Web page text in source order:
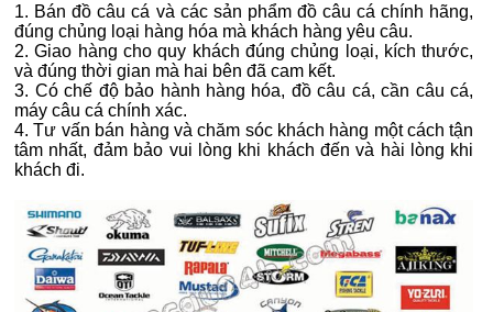
1. Bán đồ câu cá và các sản phẩm đồ câu cá chính hãng,
đúng chủng loại hàng hóa mà khách hàng yêu câu.
2. Giao hàng cho quy khách đúng chủng loại, kích thước,
và đúng thời gian mà hai bên đã cam kết.
3. Có chế độ bảo hành hàng hóa, đồ câu cá, cần câu cá,
máy câu cá chính xác.
4. Tư vấn bán hàng và chăm sóc khách hàng một cách tận
tâm nhất, đảm bảo vui lòng khi khách đến và hài lòng khi
khách đi.